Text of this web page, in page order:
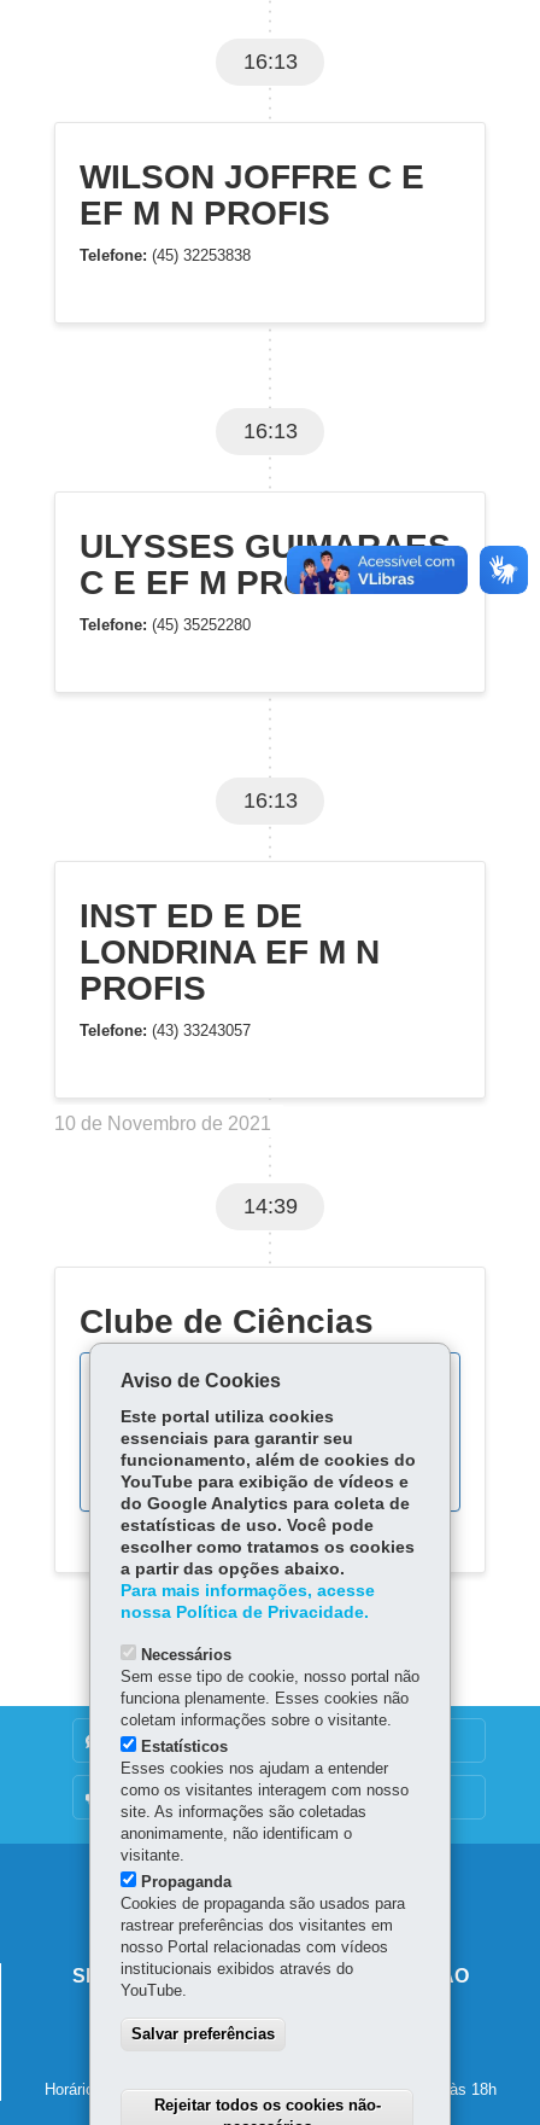
16:13
WILSON JOFFRE C E
EF M N PROFIS
Telefone: (45) 32253838
16:13
ULYSSES GUIMARAES
C E EF M PROF
Telefone: (45) 35252280
16:13
INST ED E DE
LONDRINA EF M N
PROFIS
Telefone: (43) 33243057
10 de Novembro de 2021
14:39
Clube de Ciências
Acompanhe as fases do
processo:
DENUNCIE CORRUPÇÃO
OUVIDORIA
Navegação
principal
SECRETARIA DE ESTADO DA EDUCAÇÃO
80610-011-Curitiba
Horário de atendimento: de segunda a sexta-feira, das 8h às 18h
Aviso de Cookies
Este portal utiliza cookies
essenciais para garantir seu
funcionamento, além de cookies do
YouTube para exibição de vídeos e
do Google Analytics para coleta de
estatísticas de uso. Você pode
escolher como tratamos os cookies
a partir das opções abaixo.
Para mais informações, acesse
nossa Política de Privacidade.
Necessários
Sem esse tipo de cookie, nosso portal não
funciona plenamente. Esses cookies não
coletam informações sobre o visitante.
Estatísticos
Esses cookies nos ajudam a entender
como os visitantes interagem com nosso
site. As informações são coletadas
anonimamente, não identificam o
visitante.
Propaganda
Cookies de propaganda são usados para
rastrear preferências dos visitantes em
nosso Portal relacionadas com vídeos
institucionais exibidos através do
YouTube.
Salvar preferências
Rejeitar todos os cookies não-